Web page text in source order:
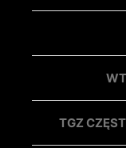
TGZ